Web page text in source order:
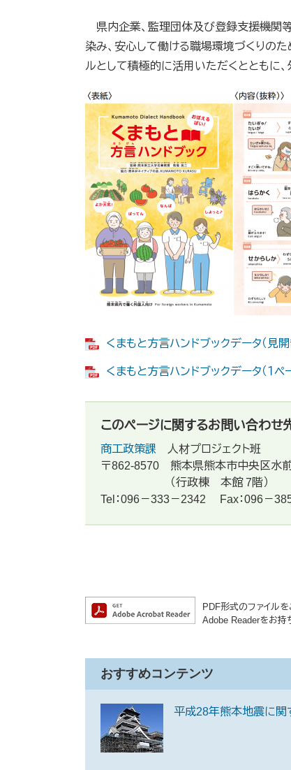
県内企業、監理団体及び登録支援機関
染み、安心して働ける職場環境づくりの
ルとして積極的に活用いただくとともに
くまもと方言ハンドブックデータ（見開
くまもと方言ハンドブックデータ（１ペ
このページに関するお問い合わせ
商工政策課
人材プロジェクト班
〒862-8570
熊本県熊本市中央区水
（行政棟 本館 7階）
Tel：096－333－2342
Fax：096－
PDF形式のファイル
Adobe Readerをお持
おすすめコンテンツ
平成28年熊本地震に関